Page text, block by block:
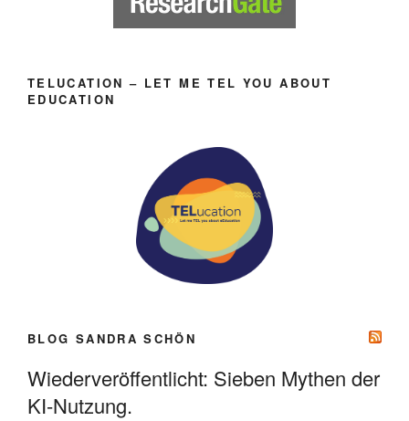
TELUCATION – LET ME TEL YOU ABOUT
EDUCATION
BLOG SANDRA SCHÖN
Wiederveröffentlicht: Sieben Mythen der
KI-Nutzung.